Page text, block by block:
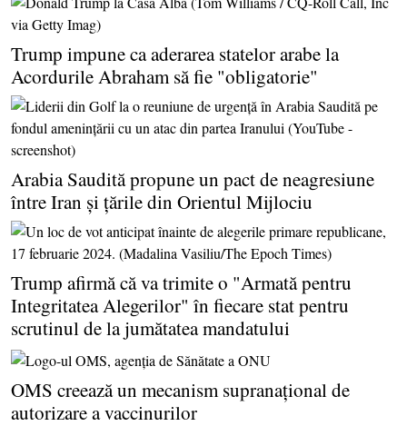
Trump impune ca aderarea statelor arabe la
Acordurile Abraham să fie "obligatorie"
Arabia Saudită propune un pact de neagresiune
între Iran şi ţările din Orientul Mijlociu
Trump afirmă că va trimite o "Armată pentru
Integritatea Alegerilor" în fiecare stat pentru
scrutinul de la jumătatea mandatului
OMS creează un mecanism supranaţional de
autorizare a vaccinurilor